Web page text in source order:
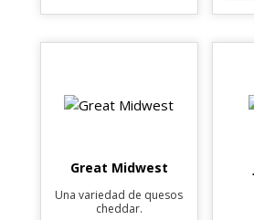
Great Midwest
Una variedad de quesos
cheddar.